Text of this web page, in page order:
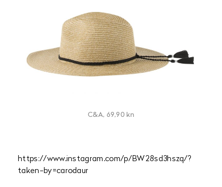
C&A, 69,90 kn
https://www.instagram.com/p/BW28sd3hszq/?
taken-by=carodaur